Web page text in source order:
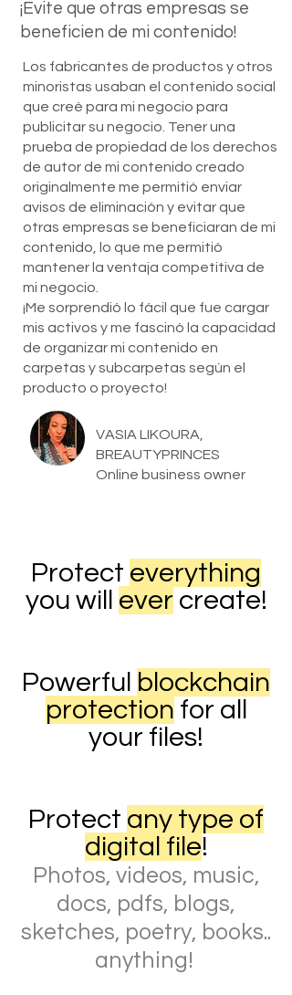
¡Evite que otras empresas se
beneficien de mi contenido!
Los fabricantes de productos y otros
minoristas usaban el contenido social
que creé para mi negocio para
publicitar su negocio. Tener una
prueba de propiedad de los derechos
de autor de mi contenido creado
originalmente me permitió enviar
avisos de eliminación y evitar que
otras empresas se beneficiaran de mi
contenido, lo que me permitió
mantener la ventaja competitiva de
mi negocio.
¡Me sorprendió lo fácil que fue cargar
mis activos y me fascinó la capacidad
de organizar mi contenido en
carpetas y subcarpetas según el
producto o proyecto!
VASIA LIKOURA,
BREAUTYPRINCES
Online business owner
Protect everything
you will ever create!
Powerful blockchain
protection for all
your files!
Protect any type of
digital file!
Photos, videos, music,
docs, pdfs, blogs,
sketches, poetry, books..
anything!